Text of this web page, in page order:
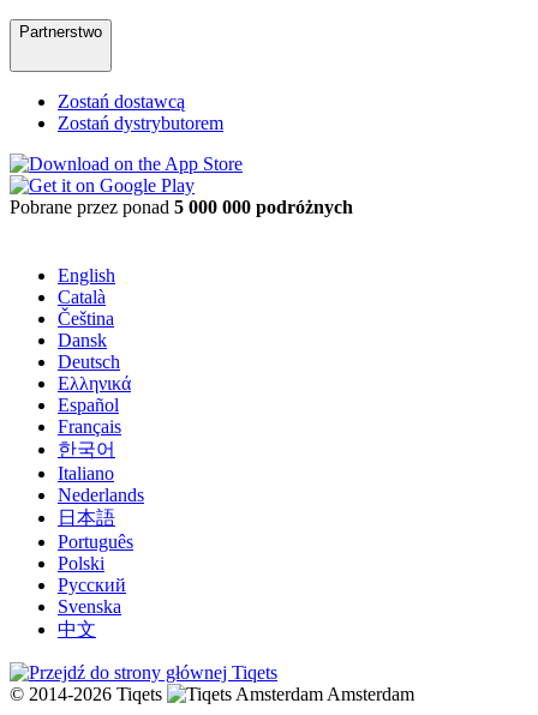
Partnerstwo
Zostań dostawcą
Zostań dystrybutorem
Pobrane przez ponad 5 000 000 podróżnych
English
Català
Čeština
Dansk
Deutsch
Ελληνικά
Español
Français
한국어
Italiano
Nederlands
日本語
Português
Polski
Русский
Svenska
中文
© 2014-2026 Tiqets
Amsterdam